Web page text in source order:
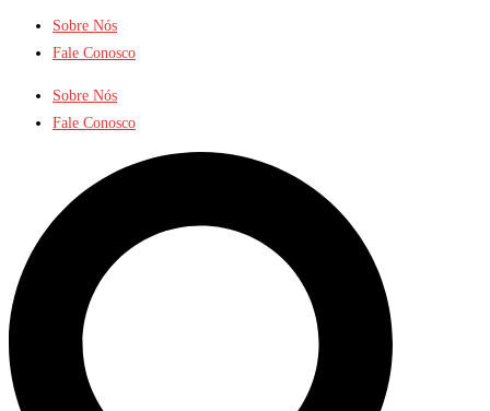
Sobre Nós
Fale Conosco
Sobre Nós
Fale Conosco